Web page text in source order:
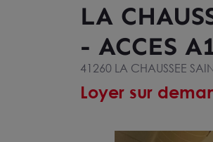
LA
- ACCES
41260 LA CHAUSSEE
Loyer sur